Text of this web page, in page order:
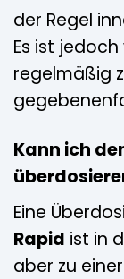
der Regel
Es ist
regelmäßig
Kann ich
Eine
Rapid ist in
aber zu